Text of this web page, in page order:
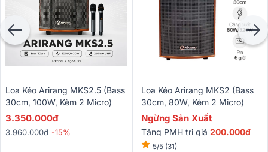
Loa Kéo Arirang MKS2.5 (Bass
30cm, 100W, Kèm 2 Micro)
3.350.000đ
3.960.000đ -15%
Loa Kéo Arirang MKS2 (Bass
30cm, 80W, Kèm 2 Micro)
Ngừng Sản Xuất
Tặng PMH trị giá 200.000đ
5/5 (31)